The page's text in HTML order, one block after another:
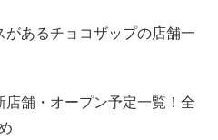
があるチョコザップの店舗一
店舗・オープン予定一覧！全